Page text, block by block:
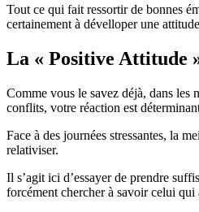
Tout ce qui fait ressortir de bonnes
certainement à dévelloper une
La « Positive Attitude
Comme vous le savez déjà, dans les
conflits, votre réaction est
Face à des journées stressantes, la
relativiser.
Il s’agit ici d’essayer de prendre
forcément chercher à savoir celui qui